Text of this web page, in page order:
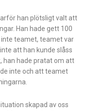
han plötsligt valt att
Han hade gett 100
teamet, teamet var
att han kunde slåss
han hade pratat om att
inte och att teamet
skapad av oss